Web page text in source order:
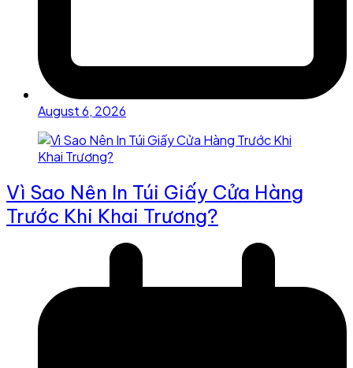
August 6, 2026
Vì Sao Nên In Túi Giấy Cửa Hàng
Trước Khi Khai Trương?